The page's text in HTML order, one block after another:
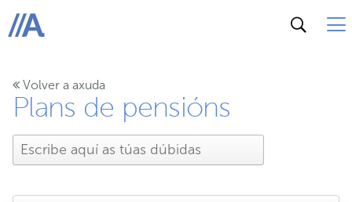
ABANCA
Volver a axuda
Plans de pensións